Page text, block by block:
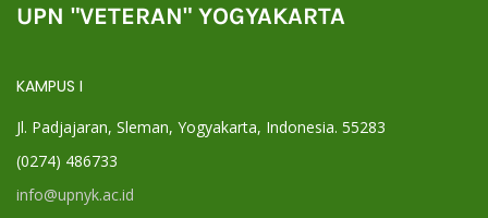
UPN "VETERAN" YOGYAKARTA
KAMPUS I
Jl. Padjajaran, Sleman, Yogyakarta, Indonesia. 55283
(0274) 486733
info@upnyk.ac.id